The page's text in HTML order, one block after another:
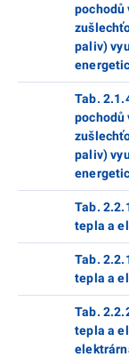
pochodů
paliv)
Tab.
pochodů
paliv)
Tab.
tepla a
Tab.
tepla a
Tab.
tepla a